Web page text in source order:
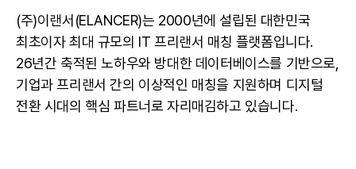
(주)이랜서(ELANCER)는 2000년에 설립된 대한민국
최초이자 최대 규모의 IT 프리랜서 매칭 플랫폼입니다.
26년간 축적된 노하우와 방대한 데이터베이스를 기반으로,
기업과 프리랜서 간의 이상적인 매칭을 지원하며 디지털
전환 시대의 핵심 파트너로 자리매김하고 있습니다.